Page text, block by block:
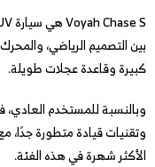
بين التصميم الرياضي،
كبيرة وقاعدة عجلات طويلة.
وبالنسبة للمستخدم العادي،
وتقنيات قيادة متطورة جدًا،
الأكثر شهرة في هذه الفئة.